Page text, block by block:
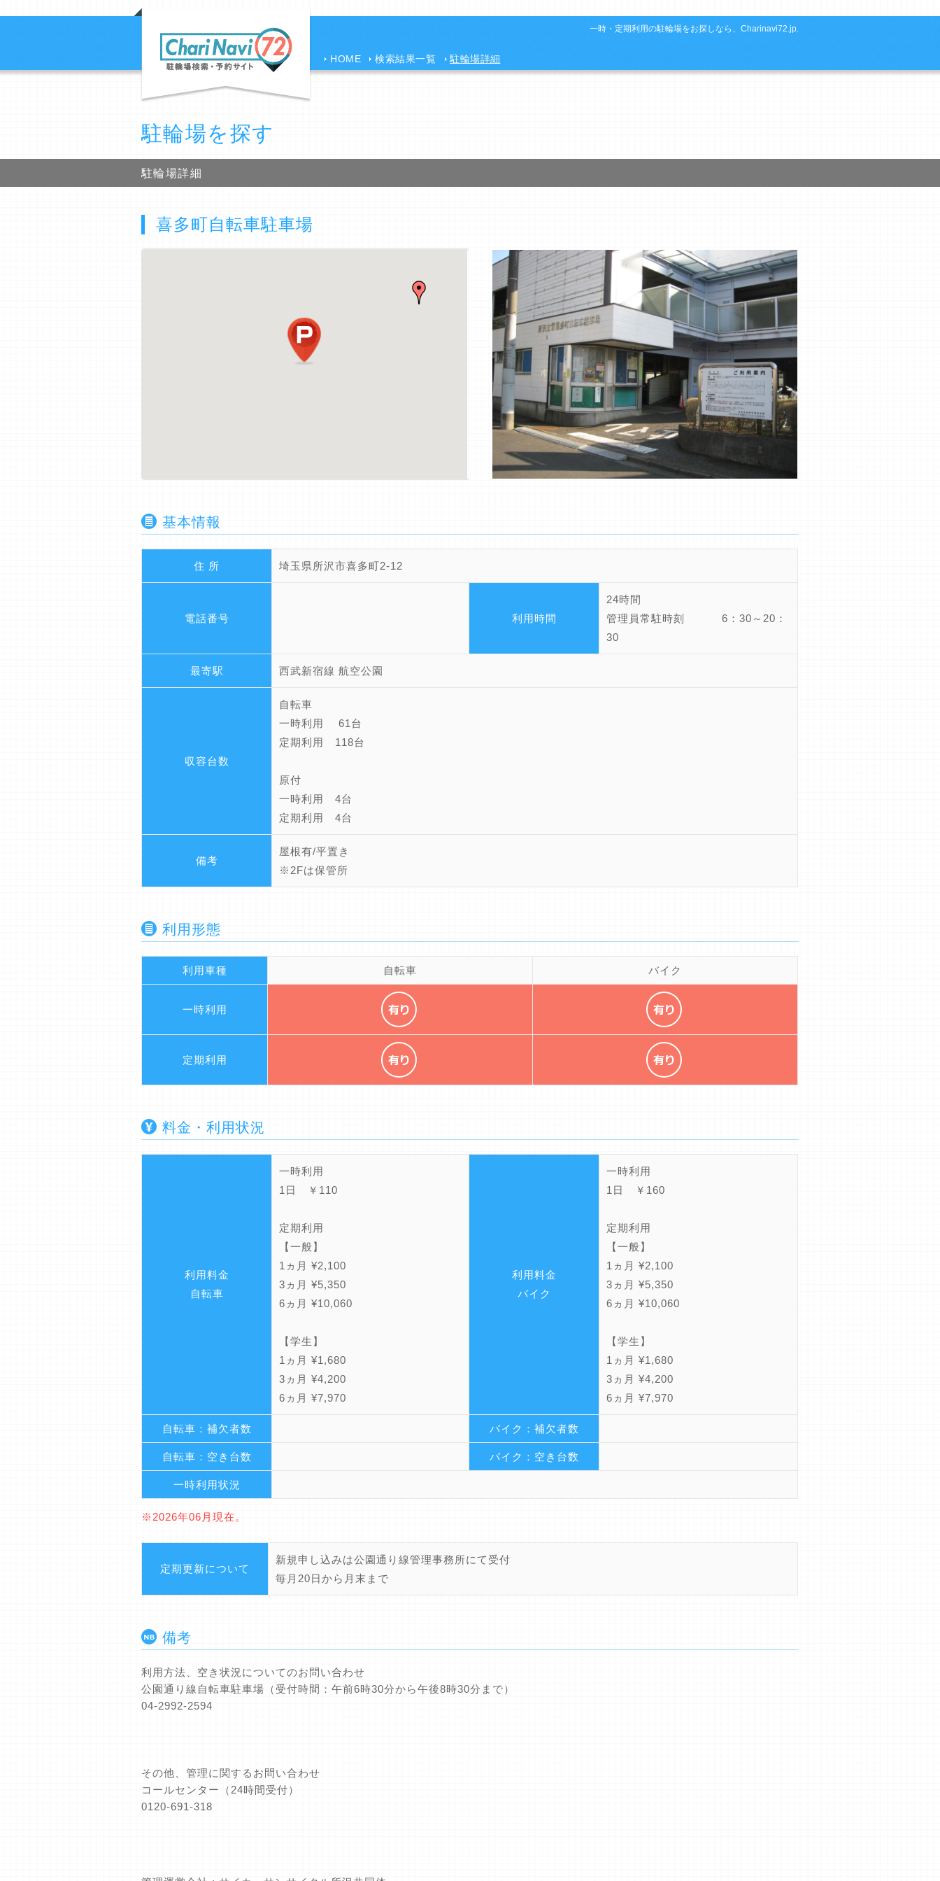
一時・定期利用の駐輪場をお探しなら、Charinavi72.jp.
HOME 検索結果一覧 駐輪場詳細
駐輪場を探す
駐輪場詳細
喜多町自転車駐車場
基本情報
住 所 埼玉県所沢市喜多町2-12
電話番号 利用時間
24時間
管理員常駐時刻 6：30～20：
30
最寄駅 西武新宿線 航空公園
収容台数
自転車
一時利用 61台
定期利用 118台
原付
一時利用 4台
定期利用 4台
備考
屋根有/平置き
※2Fは保管所
利用形態
利用車種 自転車 バイク
一時利用
定期利用
料金・利用状況
利用料金
自転車
一時利用
1日 ￥110
定期利用
【一般】
1ヵ月 ¥2,100
3ヵ月 ¥5,350
6ヵ月 ¥10,060
【学生】
1ヵ月 ¥1,680
3ヵ月 ¥4,200
6ヵ月 ¥7,970
利用料金
バイク
一時利用
1日 ￥160
定期利用
【一般】
1ヵ月 ¥2,100
3ヵ月 ¥5,350
6ヵ月 ¥10,060
【学生】
1ヵ月 ¥1,680
3ヵ月 ¥4,200
6ヵ月 ¥7,970
自転車：補欠者数 バイク：補欠者数
自転車：空き台数 バイク：空き台数
一時利用状況
※2026年06月現在。
定期更新について
新規申し込みは公園通り線管理事務所にて受付
毎月20日から月末まで
備考
利用方法、空き状況についてのお問い合わせ
公園通り線自転車駐車場（受付時間：午前6時30分から午後8時30分まで）
04-2992-2594
その他、管理に関するお問い合わせ
コールセンター（24時間受付）
0120-691-318